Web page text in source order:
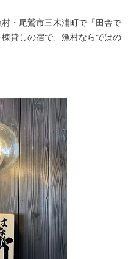
・尾鷲市三木浦町で「田舎で
貸しの宿で、漁村ならではの